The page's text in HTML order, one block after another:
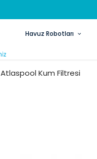
Havuz Robotları
Atlaspool Kum Filtresi